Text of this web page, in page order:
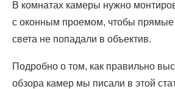
В комнатах камеры нужно
с оконным проемом, чтобы прямые
света не попадали в объектив.
Подробно о том, как правильно
обзора камер мы писали в этой